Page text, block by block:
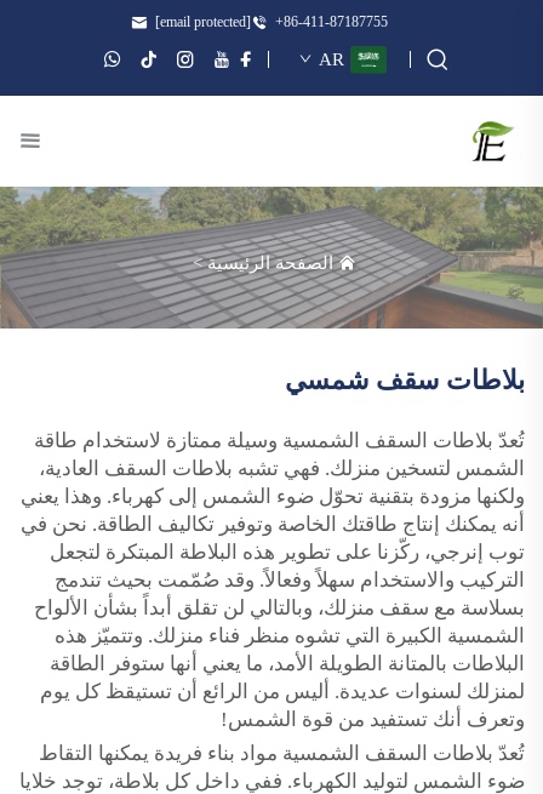
+86-411-87187755
[email protected]
AR
الصفحة الرئيسية>
بلاطات سقف شمسي
تُعدّ بلاطات السقف الشمسية وسيلة ممتازة لاستخدام طاقة
الشمس لتسخين منزلك. فهي تشبه بلاطات السقف العادية،
ولكنها مزودة بتقنية تحوّل ضوء الشمس إلى كهرباء. وهذا يعني
أنه يمكنك إنتاج طاقتك الخاصة وتوفير تكاليف الطاقة. نحن في
توب إنرجي، ركّزنا على تطوير هذه البلاطة المبتكرة لتجعل
التركيب والاستخدام سهلاً وفعالاً. وقد صُمّمت بحيث تندمج
بسلاسة مع سقف منزلك، وبالتالي لن تقلق أبداً بشأن الألواح
الشمسية الكبيرة التي تشوه منظر فناء منزلك. وتتميّز هذه
البلاطات بالمتانة الطويلة الأمد، ما يعني أنها ستوفر الطاقة
لمنزلك لسنوات عديدة. أليس من الرائع أن تستيقظ كل يوم
وتعرف أنك تستفيد من قوة الشمس!
تُعدّ بلاطات السقف الشمسية مواد بناء فريدة يمكنها التقاط
ضوء الشمس لتوليد الكهرباء. ففي داخل كل بلاطة، توجد خلايا